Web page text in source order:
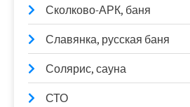
Сколково-АРК, баня
Славянка, русская баня
Солярис, сауна
СТО